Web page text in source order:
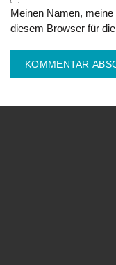
Meinen Namen,
diesem Browser für